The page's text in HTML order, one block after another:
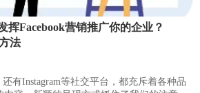
挥Facebook营销推广你的企业？
法
还有Instagram等社交平台，都充斥着各种品